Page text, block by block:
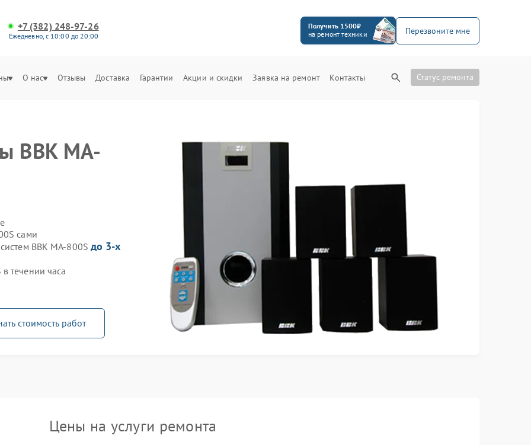
+7 (382) 248-97-26
Ежедневно, с 10:00 до 20:00
Получить 1500₽
на ремонт техники
Перезвоните мне
О нас Отзывы Доставка Гарантии Акции и скидки Заявка на ремонт Контакты Статус ремонта
BBK MA-
сами
BBK MA-800S до 3-х
течении часа
стоимость работ
Цены на услуги ремонта